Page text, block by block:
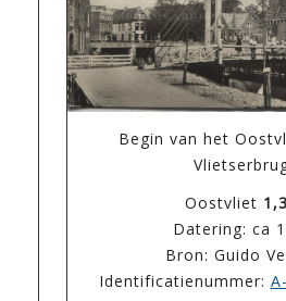
Begin van het
Oostvliet
Datering: ca
Bron: Guido
Identificatienummer: